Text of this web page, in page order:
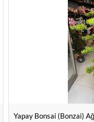
Yapay Bonsai (Bonzai)